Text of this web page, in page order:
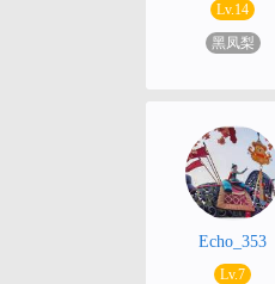
Lv.14
黑凤梨
Echo_353
Lv.7